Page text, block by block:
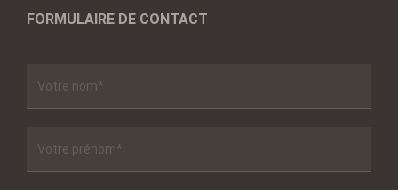
FORMULAIRE DE CONTACT